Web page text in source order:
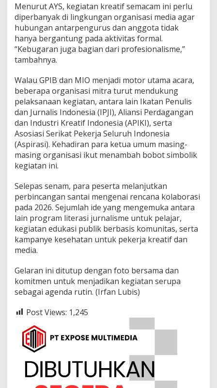
Menurut AYS, kegiatan kreatif semacam ini perlu
diperbanyak di lingkungan organisasi media agar
hubungan antarpengurus dan anggota tidak
hanya bergantung pada aktivitas formal.
“Kebugaran juga bagian dari profesionalisme,”
tambahnya.
Walau GPIB dan MIO menjadi motor utama acara,
beberapa organisasi mitra turut mendukung
pelaksanaan kegiatan, antara lain Ikatan Penulis
dan Jurnalis Indonesia (IPJI), Aliansi Perdagangan
dan Industri Kreatif Indonesia (APIKI), serta
Asosiasi Serikat Pekerja Seluruh Indonesia
(Aspirasi). Kehadiran para ketua umum masing-
masing organisasi ikut menambah bobot simbolik
kegiatan ini.
Selepas senam, para peserta melanjutkan
perbincangan santai mengenai rencana kolaborasi
pada 2026. Sejumlah ide yang mengemuka antara
lain program literasi jurnalisme untuk pelajar,
kegiatan edukasi publik berbasis komunitas, serta
kampanye kesehatan untuk pekerja kreatif dan
media.
Gelaran ini ditutup dengan foto bersama dan
komitmen untuk menjadikan kegiatan serupa
sebagai agenda rutin. (Irfan Lubis)
Post Views: 1,245